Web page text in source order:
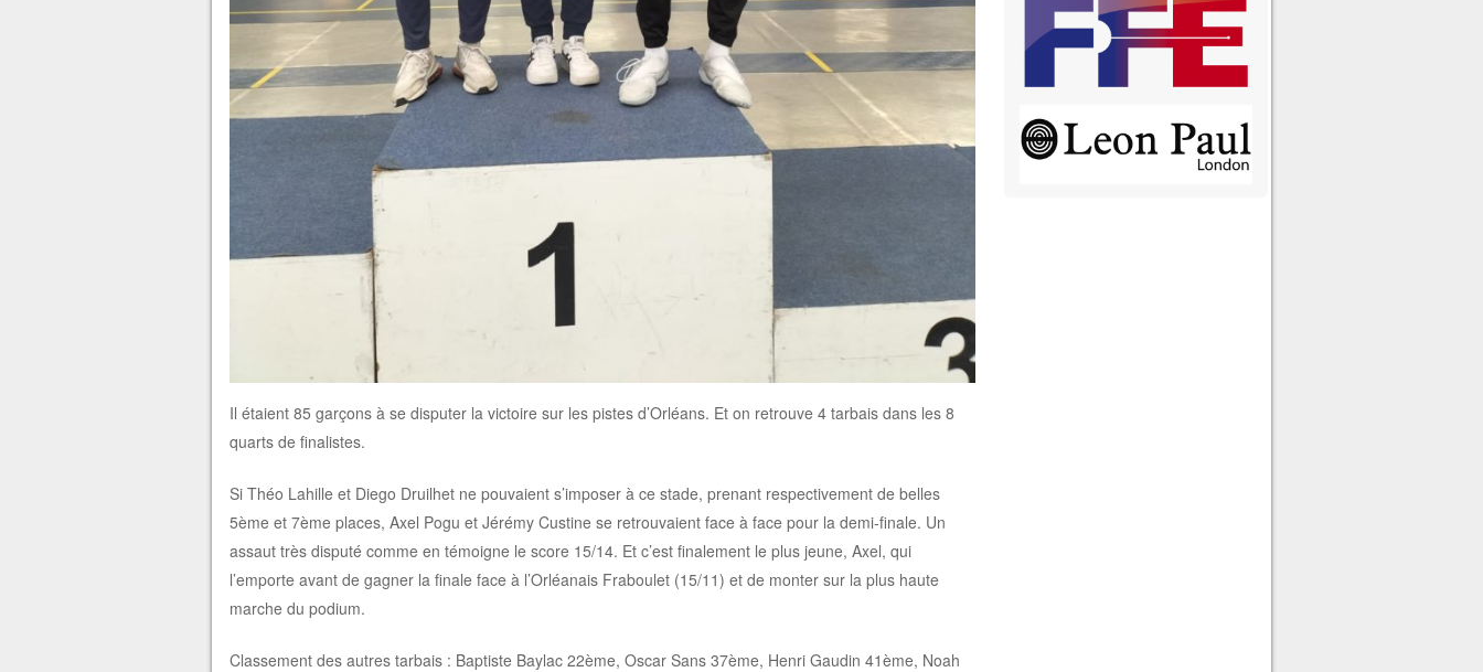
Il étaient 85 garçons à se disputer la victoire sur les pistes d’Orléans. Et on retrouve 4 tarbais dans les 8
quarts de finalistes.
Si Théo Lahille et Diego Druilhet ne pouvaient s’imposer à ce stade, prenant respectivement de belles
5ème et 7ème places, Axel Pogu et Jérémy Custine se retrouvaient face à face pour la demi-finale. Un
assaut très disputé comme en témoigne le score 15/14. Et c’est finalement le plus jeune, Axel, qui
l’emporte avant de gagner la finale face à l’Orléanais Fraboulet (15/11) et de monter sur la plus haute
marche du podium.
Classement des autres tarbais : Baptiste Baylac 22ème, Oscar Sans 37ème, Henri Gaudin 41ème, Noah